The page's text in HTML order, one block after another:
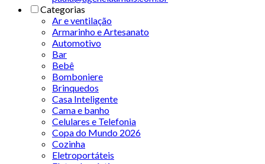
Categorias
Ar e ventilação
Armarinho e Artesanato
Automotivo
Bar
Bebê
Bomboniere
Brinquedos
Casa Inteligente
Cama e banho
Celulares e Telefonia
Copa do Mundo 2026
Cozinha
Eletroportáteis